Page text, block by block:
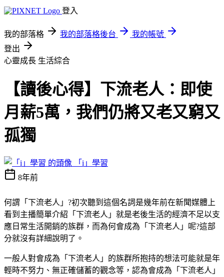
登入
我的部落格 我的部落格後台
我的帳號
登出
心靈成長 生活綜合
【讀後心得】下流老人：即使
月薪5萬，我們仍將又老又窮又
孤獨
「i」學習
8年前
何謂「下流老人」?初次聽到這個名詞是幾年前在新聞媒體上
看到主播簡單介紹「下流老人」就是老後生活的經濟不足以支
應日常生活開銷的族群，而為何會成為「下流老人」呢?這部
分就沒有詳細說明了。
一般人對會成為「下流老人」的族群所抱持的想法可能就是年
輕時不努力、無正確儲蓄的觀念等，認為會成為「下流老人」